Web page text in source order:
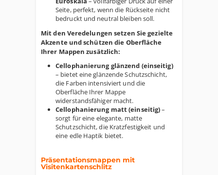
Seite, perfekt, wenn die Rückseite nicht
bedruckt und neutral bleiben soll.
Mit den Veredelungen setzen Sie gezielte
Akzente und schützen die Oberfläche
Ihrer Mappen zusätzlich:
Cellophanierung glänzend (einseitig)
– bietet eine glänzende Schutzschicht,
die Farben intensiviert und die
Oberfläche Ihrer Mappe
widerstandsfähiger macht.
Cellophanierung matt (einseitig)–
sorgt für eine elegante, matte
Schutzschicht, die Kratzfestigkeit und
eine edle Haptik bietet.
Präsentationsmappen mit
Visitenkartenschlitz